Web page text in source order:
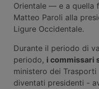
Orientale — e a quella
Matteo Paroli alla
Ligure Occidentale.
Durante il periodo di
periodo, i commissari
ministero dei
diventati presidenti -